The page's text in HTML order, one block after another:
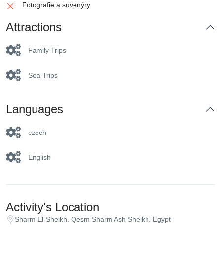
Fotografie a suvenýry
Attractions
Family Trips
Sea Trips
Languages
czech
English
Activity's Location
Sharm El-Sheikh, Qesm Sharm Ash Sheikh, Egypt